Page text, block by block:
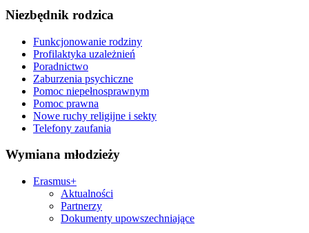
Niezbędnik rodzica
Funkcjonowanie rodziny
Profilaktyka uzależnień
Poradnictwo
Zaburzenia psychiczne
Pomoc niepełnosprawnym
Pomoc prawna
Nowe ruchy religijne i sekty
Telefony zaufania
Wymiana młodzieży
Erasmus+
Aktualności
Partnerzy
Dokumenty upowszechniające